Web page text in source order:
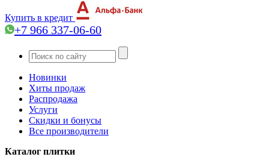
Купить в кредит
+7 966 337-06-60
Новинки
Хиты продаж
Распродажа
Услуги
Скидки и бонусы
Все производители
Каталог плитки